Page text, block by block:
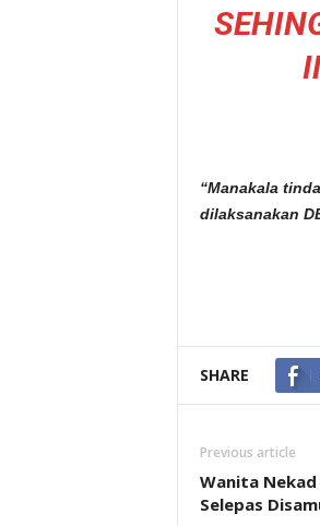
“Manakala
dilaksanakan
SHARE
Previous article
Wanita
Selepas